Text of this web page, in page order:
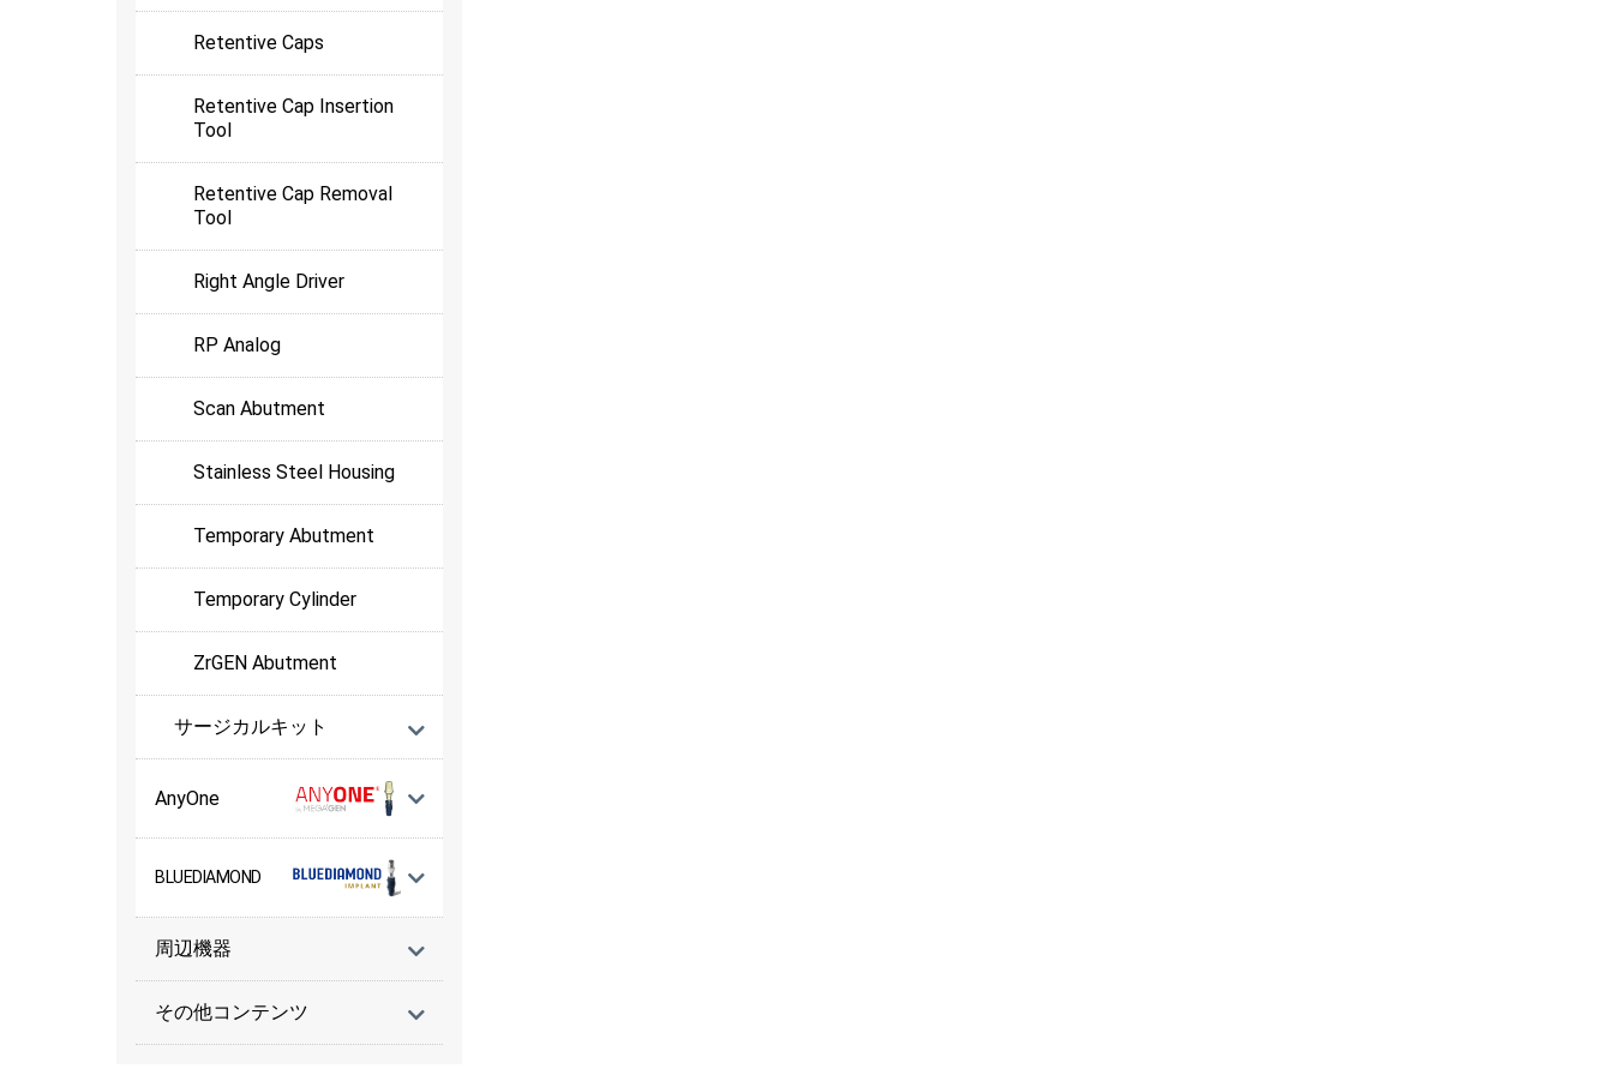
Retentive Caps
Retentive Cap Insertion
Tool
Retentive Cap Removal
Tool
Right Angle Driver
RP Analog
Scan Abutment
Stainless Steel Housing
Temporary Abutment
Temporary Cylinder
ZrGEN Abutment
サージカルキット
AnyOne
BLUEDIAMOND
周辺機器
その他コンテンツ